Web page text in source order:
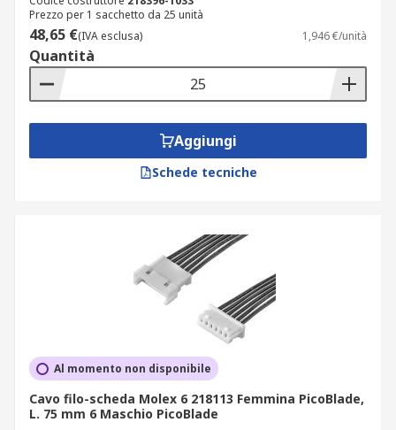
Prezzo per 1 sacchetto da 25 unità
48,65 €(IVA esclusa) 1,946 €/unità
Quantità
Aggiungi
Schede tecniche
Al momento non disponibile
Cavo filo-scheda Molex 6 218113 Femmina PicoBlade,
L. 75 mm 6 Maschio PicoBlade